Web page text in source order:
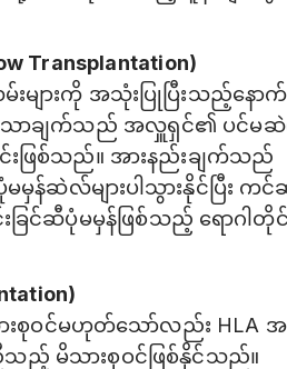
Transplantation)
များကို အသုံးပြုပြီးသည့်နော
ာချက်သည် အလှူရှင်၏ ပင်မဆဲလ်
းဖြစ်သည်။ အားနည်းချက်သည်
ဆဲလ်များပါသွားနိုင်ပြီး ကင်
ခြင်ဆီပုံမမှန်ဖြစ်သည့် ရောဂါတို
စုဝင်မဟုတ်သော်လည်း HLA အ
မိသားစုဝင်ဖြစ်နိုင်သည်။